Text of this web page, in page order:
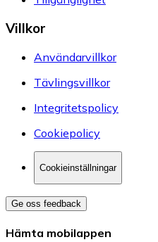
Villkor
Användarvillkor
Tävlingsvillkor
Integritetspolicy
Cookiepolicy
Cookieinställningar
Ge oss feedback
Hämta mobilappen